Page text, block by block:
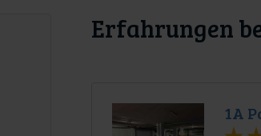
Erfahrungen
1A